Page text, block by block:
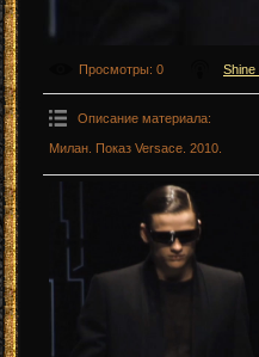
Просмотры: 0 Shine
Описание материала:
Милан. Показ Versace. 2010.